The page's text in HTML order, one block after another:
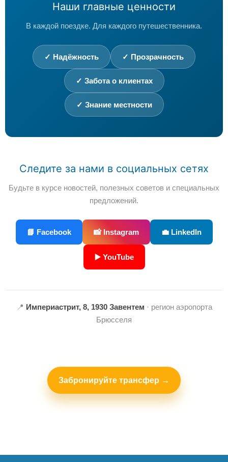
Наши главные ценности
В каждой поездке. Для каждого путешественника.
✓ Надёжность ✓ Прозрачность
✓ Забота о клиентах
✓ Знание местности
Следите за нами в социальных сетях
Будьте в курсе новостей, полезных советов и специальных
предложений.
📘 Facebook 📸 Instagram 💼 LinkedIn
▶️ YouTube
📍 Империастрит, 8, 1930 Завентем · регион аэропорта
Брюсселя
Забронируйте трансфер →